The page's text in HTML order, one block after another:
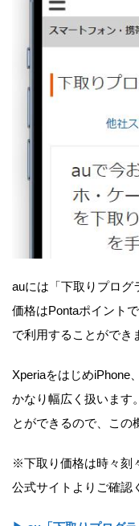
auには「下取りプログ
価格はPontaポイント
で利用することができ
XperiaをはじめiPhone
かなり幅広く扱います
とができるので、この
※下取り価格は時々刻
公式サイトよりご確認